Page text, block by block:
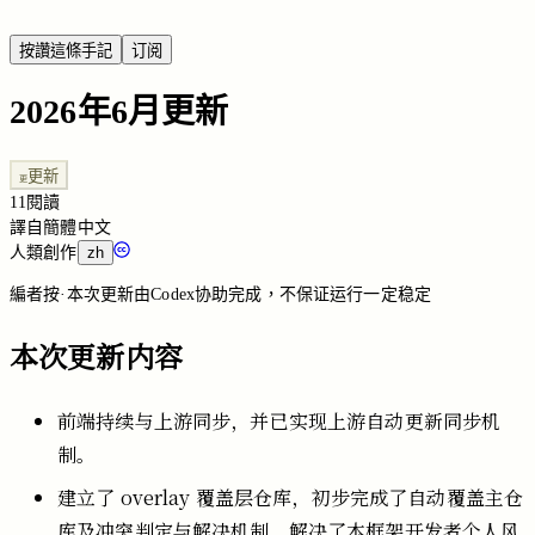
按讚這條手記 订阅
2026年6月更新
更更新
11 閱讀
譯自簡體中文
人類創作 zh
編者按· 本次更新由Codex协助完成，不保证运行一定稳定
本次更新内容
前端持续与上游同步，并已实现上游自动更新同步机
制。
建立了 overlay 覆盖层仓库，初步完成了自动覆盖主仓